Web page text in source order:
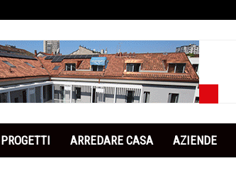
PROGETTI ARREDARE CASA AZIENDE